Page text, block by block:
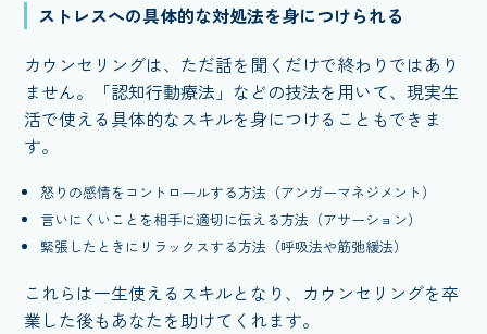
ストレスへの具体的な対処法を身につけられる
カウンセリングは、ただ話を聞くだけで終わりではあり
ません。「認知行動療法」などの技法を用いて、現実生
活で使える具体的なスキルを身につけることもできま
す。
怒りの感情をコントロールする方法（アンガーマネジメント）
言いにくいことを相手に適切に伝える方法（アサーション）
緊張したときにリラックスする方法（呼吸法や筋弛緩法）
これらは一生使えるスキルとなり、カウンセリングを卒
業した後もあなたを助けてくれます。